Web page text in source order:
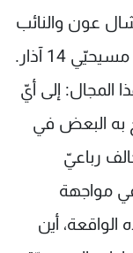
عون والنائب
سليمان فرنجية وحلفاؤهم، في مقابل مسيحيّي 14 آذار.
المجال: إلى أيّ
به البعض في
رباعيّ
مواجهة
الواقعة، أين